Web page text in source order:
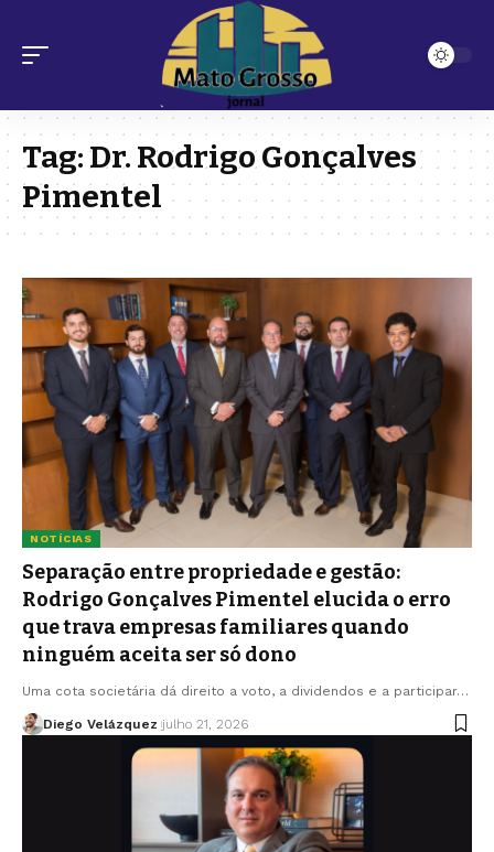
Tag:Dr. Rodrigo Gonçalves
Pimentel
NOTÍCIAS
Separação entre propriedade e gestão:
Rodrigo Gonçalves Pimentel elucida o erro
que trava empresas familiares quando
ninguém aceita ser só dono
Uma cota societária dá direito a voto, a dividendos e a participar…
Diego Velázquez julho 21, 2026